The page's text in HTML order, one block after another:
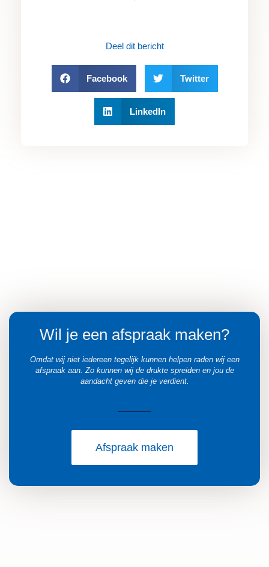
Deel dit bericht
Facebook Twitter
LinkedIn
Wil je een afspraak maken?
Omdat wij niet iedereen tegelijk kunnen helpen raden wij een
afspraak aan. Zo kunnen wij de drukte spreiden en jou de
aandacht geven die je verdient.
Afspraak maken